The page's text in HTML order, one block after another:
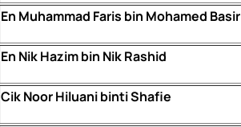
En Muhammad Faris bin Mohamed Basir
En Nik Hazim bin Nik Rashid
Cik Noor Hiluani binti Shafie